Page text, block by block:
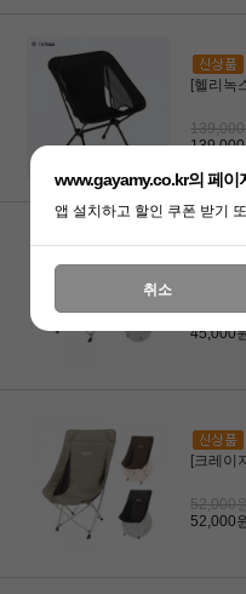
[헬리녹
[크레
45,000
45,000
[크레이
52,000
52,000
www.gayamy.co.kr의 페이
앱 설치하고 할인 쿠폰 받기
취소